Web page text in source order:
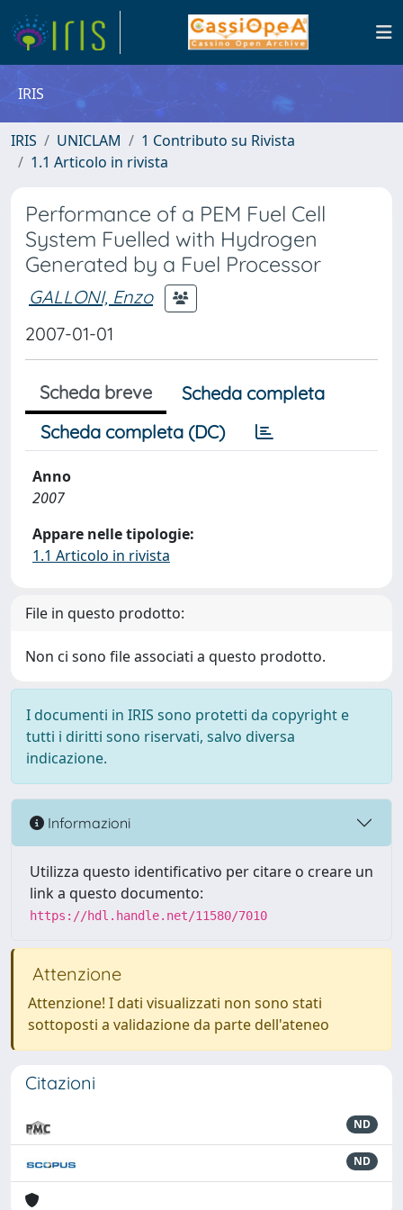
IRIS
IRIS UNICLAM
1 Contributo su Rivista
1.1 Articolo in rivista
Performance of a PEM Fuel Cell
System Fuelled with Hydrogen
Generated by a Fuel Processor
GALLONI, Enzo
2007-01-01
Scheda breve
Scheda completa
Scheda completa (DC)
Anno
2007
Appare nelle tipologie:
1.1 Articolo in rivista
File in questo prodotto:
Non ci sono file associati a questo prodotto.
I documenti in IRIS sono protetti da copyright e
tutti i diritti sono riservati, salvo diversa
indicazione.
Informazioni
Utilizza questo identificativo per citare o creare un
link a questo documento:
https://hdl.handle.net/11580/7010
Attenzione
Attenzione! I dati visualizzati non sono stati
sottoposti a validazione da parte dell'ateneo
Citazioni
ND
ND